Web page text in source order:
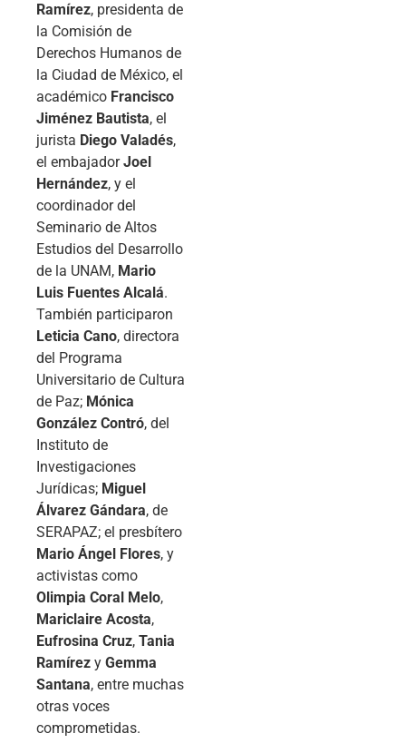
Ramírez, presidenta de
la Comisión de
Derechos Humanos de
la Ciudad de México, el
académico Francisco
Jiménez Bautista, el
jurista Diego Valadés,
el embajadorJoel
Hernández, y el
coordinador del
Seminario de Altos
Estudios del Desarrollo
de la UNAM, Mario
Luis Fuentes Alcalá.
También participaron
Leticia Cano, directora
del Programa
Universitario de Cultura
de Paz; Mónica
González Contró, del
Instituto de
Investigaciones
Jurídicas; Miguel
Álvarez Gándara, de
SERAPAZ; el presbítero
Mario Ángel Flores, y
activistas como
Olimpia Coral Melo,
Mariclaire Acosta,
Eufrosina Cruz, Tania
Ramírez y Gemma
Santana, entre muchas
otras voces
comprometidas.